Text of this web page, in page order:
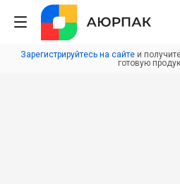
Зарегистрируйтесь на сайтеи
готовую